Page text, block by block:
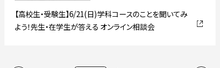
【高校生・受験生】6/21(日)学科コースのことを聞いてみ
よう！先生・在学生が答える オンライン相談会